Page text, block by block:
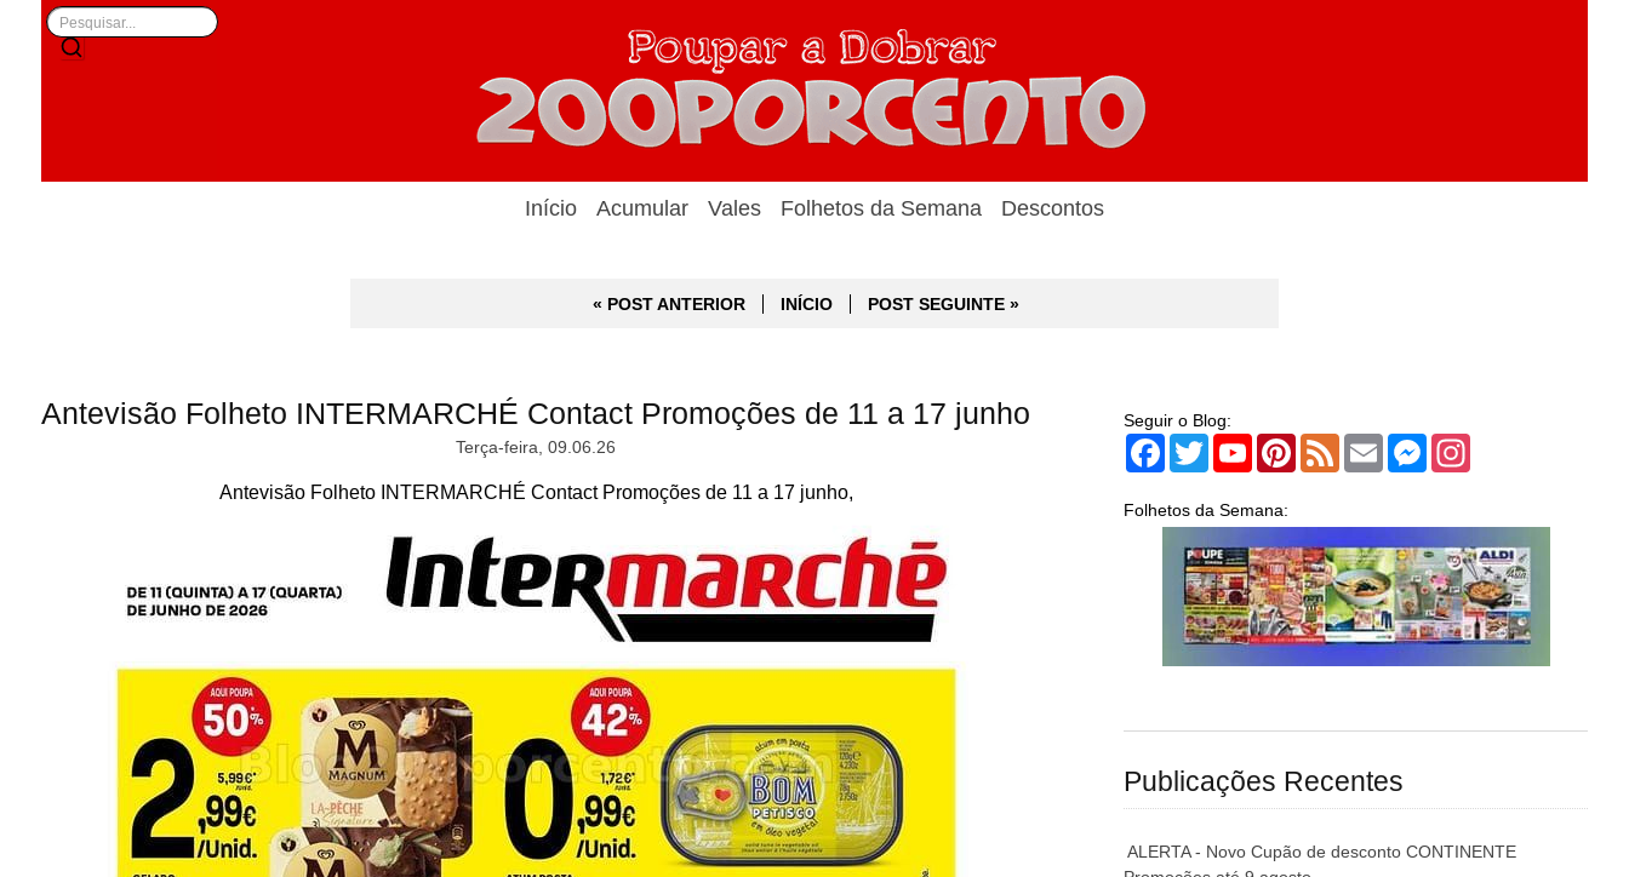
Início Acumular Vales Folhetos da Semana Descontos
« POST ANTERIOR INÍCIO POST SEGUINTE »
Antevisão Folheto INTERMARCHÉ Contact Promoções de 11 a 17 junho
Terça-feira, 09.06.26
Antevisão Folheto INTERMARCHÉ Contact Promoções de 11 a 17 junho,
Seguir o Blog:
Facebook
TwitterYouTubePinterest
Feed Email Messenger
Folhetos da Semana:
Publicações Recentes
ALERTA - Novo Cupão de desconto CONTINENTE